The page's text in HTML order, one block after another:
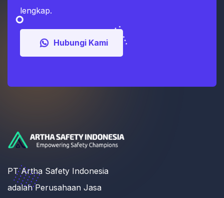
lengkap.
Hubungi Kami
PT Artha Safety Indonesia
adalah Perusahaan Jasa